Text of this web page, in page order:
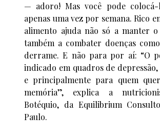
— adoro! Mas você pode
apenas uma vez por semana. Rico
alimento ajuda não só a manter o
também a combater doenças
derrame. E não para por aí: “O
indicado em quadros de
e principalmente para quem
memória”, explica a
Botéquio, da Equilibrium
Paulo.